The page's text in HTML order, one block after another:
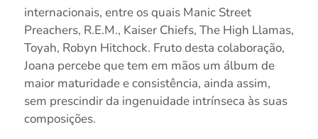
internacionais, entre os quais Manic Street
Preachers, R.E.M., Kaiser Chiefs, The High Llamas,
Toyah, Robyn Hitchock. Fruto desta colaboração,
Joana percebe que tem em mãos um álbum de
maior maturidade e consistência, ainda assim,
sem prescindir da ingenuidade intrínseca às suas
composições.